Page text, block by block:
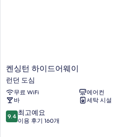
켄
싱
턴
하
이
드
어
켄싱턴 하이드어웨이
런던 도심
무료 WiFi
에어컨
바
세탁 시설
10
점
9.4 최고예요
이용 후기 160개